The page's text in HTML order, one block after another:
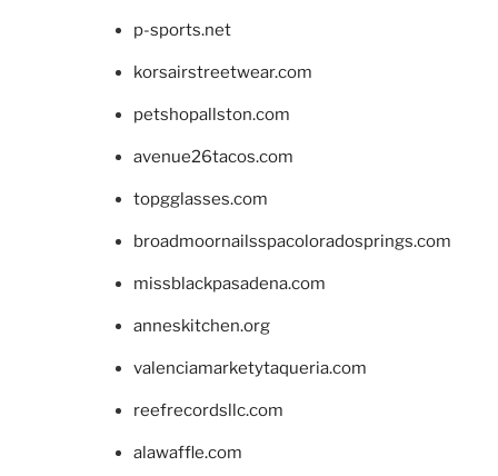
p-sports.net
korsairstreetwear.com
petshopallston.com
avenue26tacos.com
topgglasses.com
broadmoornailsspacoloradosprings.com
missblackpasadena.com
anneskitchen.org
valenciamarketytaqueria.com
reefrecordsllc.com
alawaffle.com